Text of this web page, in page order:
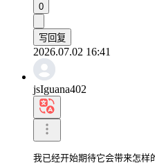
0
写回复
2026.07.02 16:41
jsIguana402
我已经开始期待它会带来怎样